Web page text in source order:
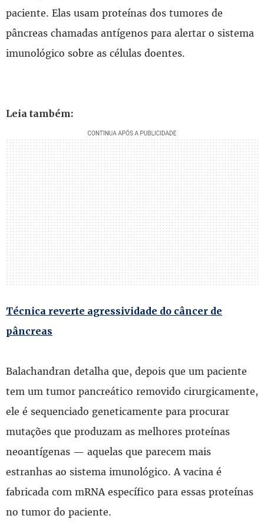
paciente. Elas usam proteínas dos tumores de
pâncreas chamadas antígenos para alertar o sistema
imunológico sobre as células doentes.
Leia também:
Técnica reverte agressividade do câncer de
pâncreas
Balachandran detalha que, depois que um paciente
tem um tumor pancreático removido cirurgicamente,
ele é sequenciado geneticamente para procurar
mutações que produzam as melhores proteínas
neoantígenas — aquelas que parecem mais
estranhas ao sistema imunológico. A vacina é
fabricada com mRNA específico para essas proteínas
no tumor do paciente.